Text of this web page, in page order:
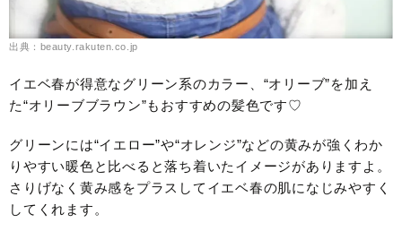
出典：beauty.rakuten.co.jp
イエベ春が得意なグリーン系のカラー、“オリーブ”を加え
た“オリーブブラウン”もおすすめの髪色です♡
グリーンには“イエロー”や“オレンジ”などの黄みが強くわか
りやすい暖色と比べると落ち着いたイメージがありますよ。
さりげなく黄み感をプラスしてイエベ春の肌になじみやすく
してくれます。